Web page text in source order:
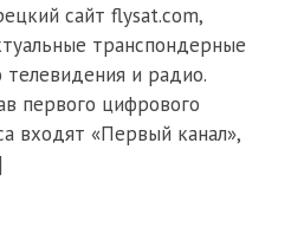
сайт flysat.com,
транспондерные
телевидения и радио.
первого цифрового
входят «Первый канал»,